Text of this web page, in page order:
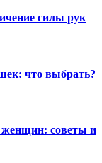
силы рук
что выбрать?
советы и